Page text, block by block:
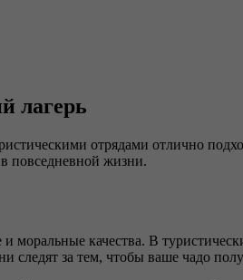
лагерь
отрядами отлично
повседневной жизни.
качества. В
следят за тем, чтобы ваше чадо